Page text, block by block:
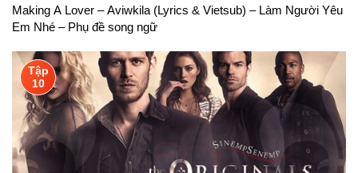
Making A Lover – Aviwkila (Lyrics & Vietsub) – Làm Người Yêu
Em Nhé – Phụ đề song ngữ
Tập
10